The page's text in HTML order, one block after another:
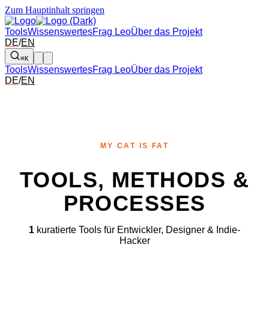
Zum Hauptinhalt springen
ToolsWissenswertesFrag LeoÜber das Projekt
DE/EN
⌘K
ToolsWissenswertesFrag LeoÜber das Projekt
DE/EN
MY CAT IS FAT
TOOLS, METHODS &
PROCESSES
1 kuratierte Tools für Entwickler, Designer & Indie-
Hacker